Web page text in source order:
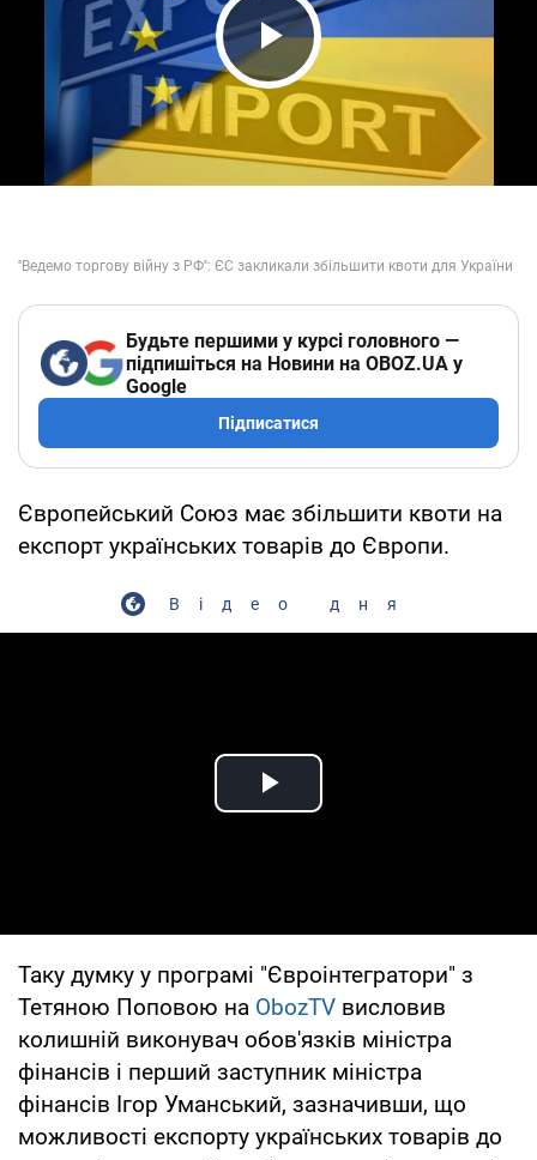
Play Video
Будьте першими у курсі головного —
підпишіться на Новини на OBOZ.UA у
Google
Підписатися
Європейський Союз має збільшити квоти на
експорт українських товарів до Європи.
Відео дня
Play Video
Таку думку у програмі "Євроінтегратори" з
Тетяною Поповою на ObozTV висловив
колишній виконувач обов'язків міністра
фінансів і перший заступник міністра
фінансів Ігор Уманський, зазначивши, що
можливості експорту українських товарів до